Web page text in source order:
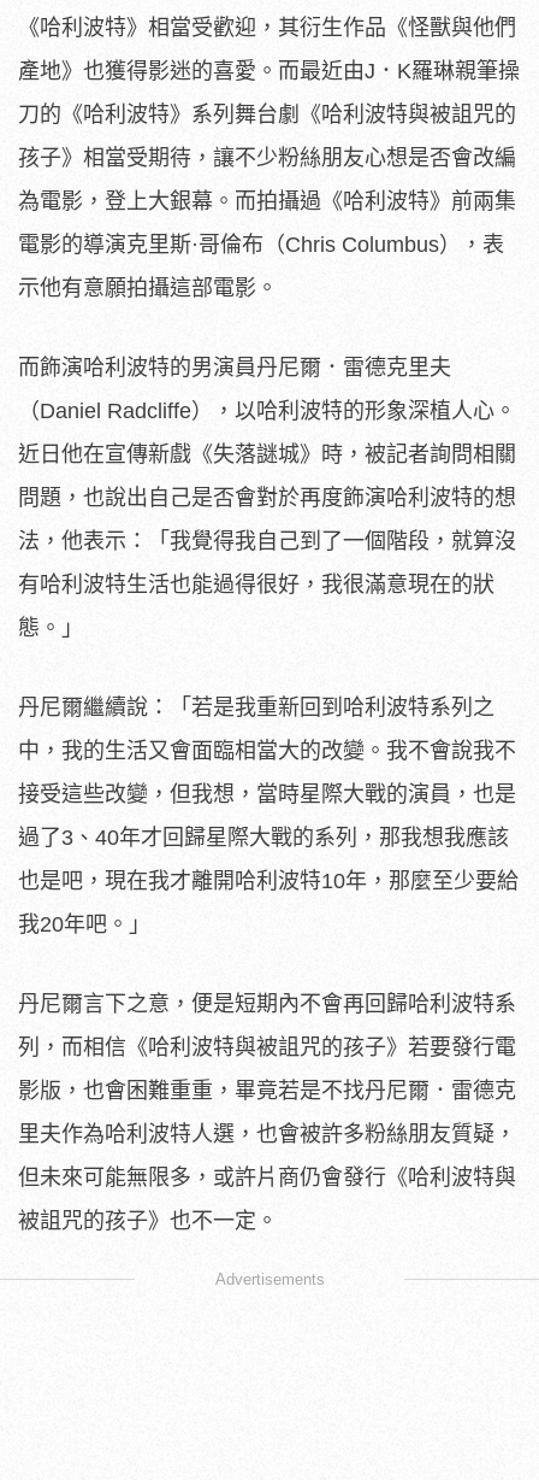
《哈利波特》相當受歡迎，其衍生作品《怪獸與他們
產地》也獲得影迷的喜愛。而最近由J．K羅琳親筆操
刀的《哈利波特》系列舞台劇《哈利波特與被詛咒的
孩子》相當受期待，讓不少粉絲朋友心想是否會改編
為電影，登上大銀幕。而拍攝過《哈利波特》前兩集
電影的導演克里斯·哥倫布（Chris Columbus），表
示他有意願拍攝這部電影。
而飾演哈利波特的男演員丹尼爾．雷德克里夫
（Daniel Radcliffe），以哈利波特的形象深植人心。
近日他在宣傳新戲《失落謎城》時，被記者詢問相關
問題，也說出自己是否會對於再度飾演哈利波特的想
法，他表示：「我覺得我自己到了一個階段，就算沒
有哈利波特生活也能過得很好，我很滿意現在的狀
態。」
丹尼爾繼續說：「若是我重新回到哈利波特系列之
中，我的生活又會面臨相當大的改變。我不會說我不
接受這些改變，但我想，當時星際大戰的演員，也是
過了3、40年才回歸星際大戰的系列，那我想我應該
也是吧，現在我才離開哈利波特10年，那麼至少要給
我20年吧。」
丹尼爾言下之意，便是短期內不會再回歸哈利波特系
列，而相信《哈利波特與被詛咒的孩子》若要發行電
影版，也會困難重重，畢竟若是不找丹尼爾．雷德克
里夫作為哈利波特人選，也會被許多粉絲朋友質疑，
但未來可能無限多，或許片商仍會發行《哈利波特與
被詛咒的孩子》也不一定。
Advertisements